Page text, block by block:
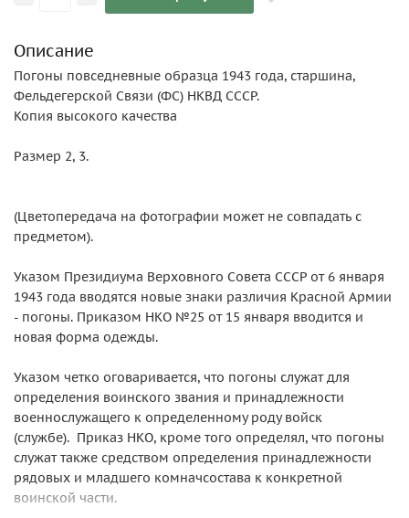
Описание
Погоны повседневные образца 1943 года, старшина,
Фельдегерской Связи (ФС) НКВД СССР.
Копия высокого качества
Размер 2, 3.
(Цветопередача на фотографии может не совпадать с
предметом).
Указом Президиума Верховного Совета СССР от 6 января
1943 года вводятся новые знаки различия Красной Армии
- погоны. Приказом НКО №25 от 15 января вводится и
новая форма одежды.
Указом четко оговаривается, что погоны служат для
определения воинского звания и принадлежности
военнослужащего к определенному роду войск
(службе). Приказ НКО, кроме того определял, что погоны
служат также средством определения принадлежности
рядовых и младшего комначсостава к конкретной
воинской части.